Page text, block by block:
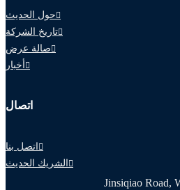
حول الحديث
تاريخ الشركة
صالة عرض
أخبار
اتصال
اتصل بنا
الشريك الحديث